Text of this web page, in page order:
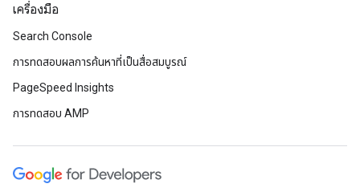
เครื่องมือ
Search Console
การทดสอบผลการค้นหาที่เป็นสื่อสมบูรณ์
PageSpeed Insights
การทดสอบ AMP